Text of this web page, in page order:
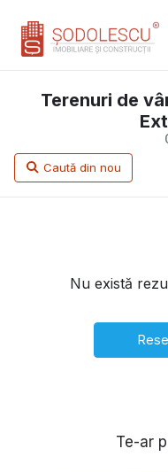
Terenuri de
Caută din nou
Nu există
Te-ar